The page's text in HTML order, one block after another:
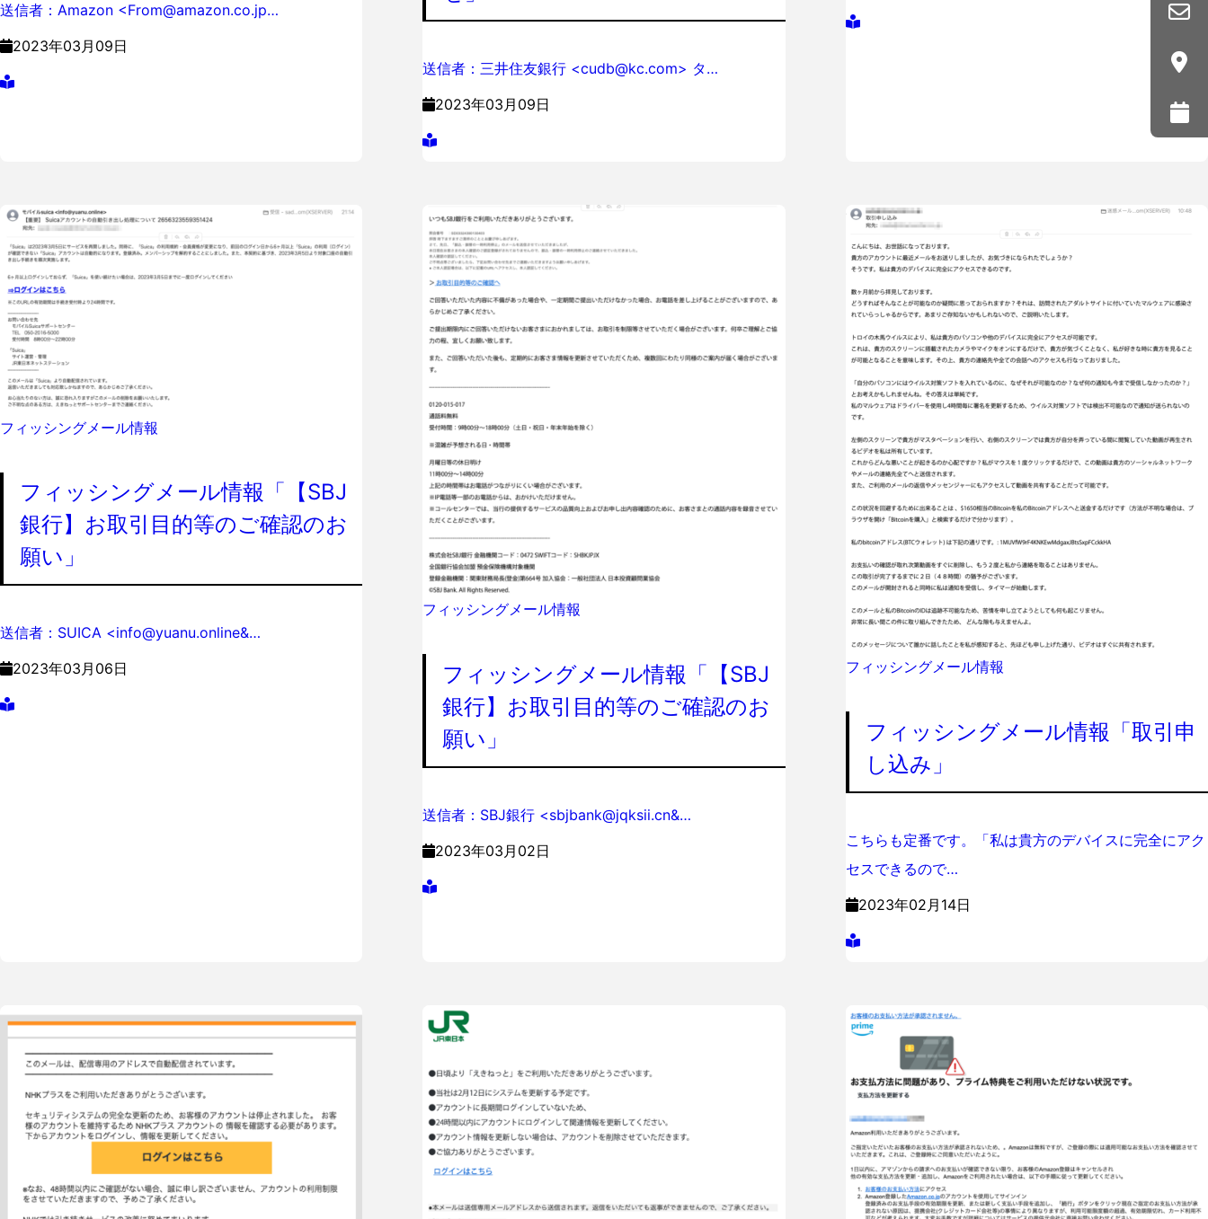
送信者：Amazon <From@amazon.co.jp…
2023年03月09日
送信者：三井住友銀行 <cudb@kc.com> タ…
2023年03月09日
フィッシングメール情報
フィッシングメール情報「【SBJ
銀行】お取引目的等のご確認のお
願い」
送信者：SUICA <info@yuanu.online&…
2023年03月06日
フィッシングメール情報
フィッシングメール情報「【SBJ
銀行】お取引目的等のご確認のお
願い」
送信者：SBJ銀行 <sbjbank@jqksii.cn&…
2023年03月02日
フィッシングメール情報
フィッシングメール情報「取引申
し込み」
こちらも定番です。「私は貴方のデバイスに完全にアク
セスできるので…
2023年02月14日